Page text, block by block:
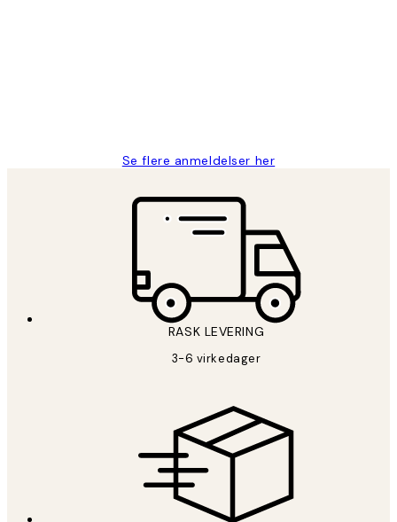
Se flere anmeldelser her
RASK LEVERING
3-6 virkedager